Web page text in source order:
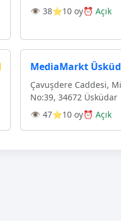
👁 38⭐10 oy⏰ Açık
MediaMarkt
Çavuşdere Caddesi,
No:39, 34672 Üsküdar
👁 47⭐10 oy⏰ Açık